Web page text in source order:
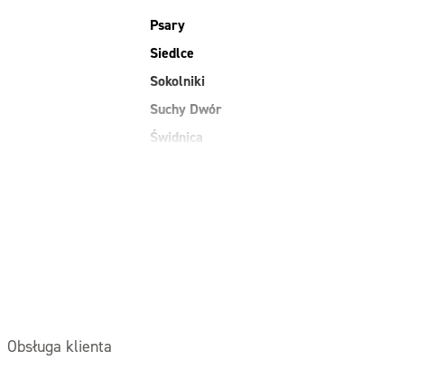
Psary
Siedlce
Sokolniki
Suchy Dwór
Świdnica
Obsługa klienta